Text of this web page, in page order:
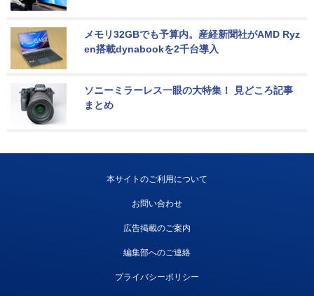
メモリ32GBでも予算内。産経新聞社がAMD Ryz
en搭載dynabookを2千台導入
ソニーミラーレス一眼の大特集！ 見どころ記事
まとめ
本サイトのご利用について
お問い合わせ
広告掲載のご案内
編集部へのご連絡
プライバシーポリシー